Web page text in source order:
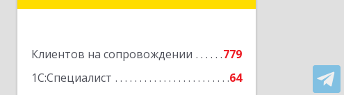
Клиентов на сопровождении
779
1С:Специалист
64
Подробнее